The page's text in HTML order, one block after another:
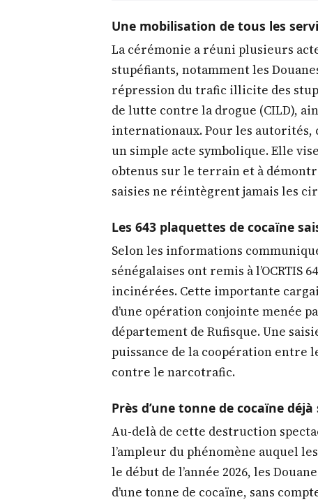
Une mobilisation de tous les
La cérémonie a réuni plusieurs
stupéfiants, notamment les
répression du trafic illicite des
de lutte contre la drogue (CILD),
internationaux. Pour les
un simple acte symbolique. Elle
obtenus sur le terrain et à
saisies ne réintègrent jamais les
Les 643 plaquettes de cocaïne
Selon les informations
sénégalaises ont remis à l’OCRTIS
incinérées. Cette importante
d’une opération conjointe menée
département de Rufisque. Une
puissance de la coopération entre
contre le narcotrafic.
Près d’une tonne de cocaïne déjà
Au-delà de cette destruction
l’ampleur du phénomène auquel
le début de l’année 2026, les
d’une tonne de cocaïne, sans